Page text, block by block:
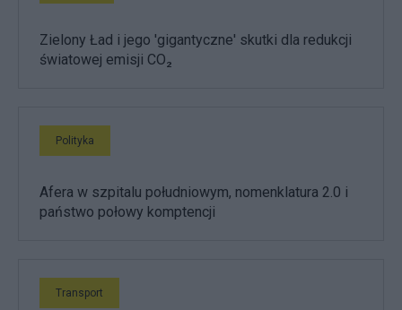
Zielony Ład i jego 'gigantyczne' skutki dla redukcji
światowej emisji CO₂
Polityka
Afera w szpitalu południowym, nomenklatura 2.0 i
państwo połowy komptencji
Transport